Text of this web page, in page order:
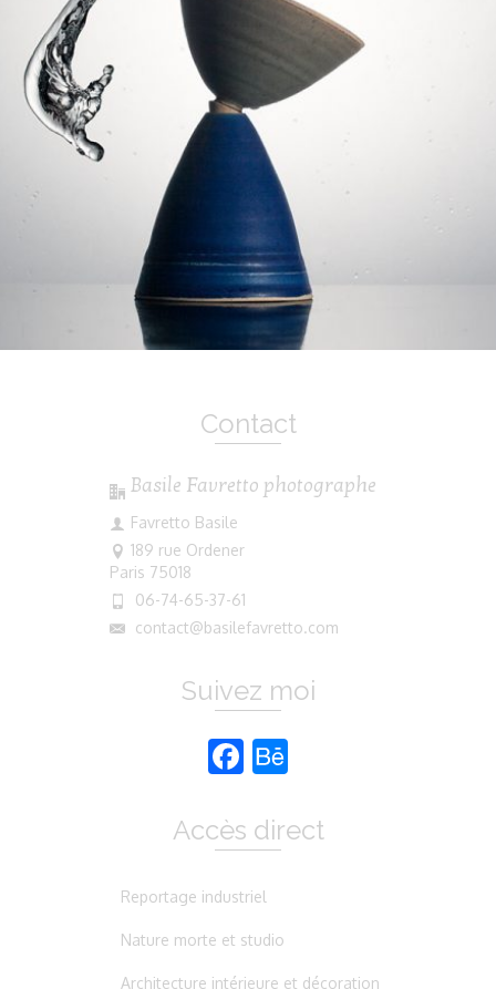
Contact
Basile Favretto photographe
Favretto Basile
189 rue Ordener
Paris 75018
06-74-65-37-61
contact@basilefavretto.com
Suivez moi
Facebook
Accès direct
Reportage industriel
Nature morte et studio
Architecture intérieure et décoration